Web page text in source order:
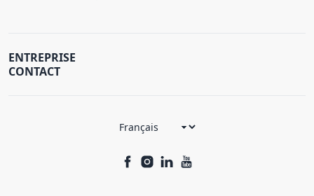
ENTREPRISE
CONTACT